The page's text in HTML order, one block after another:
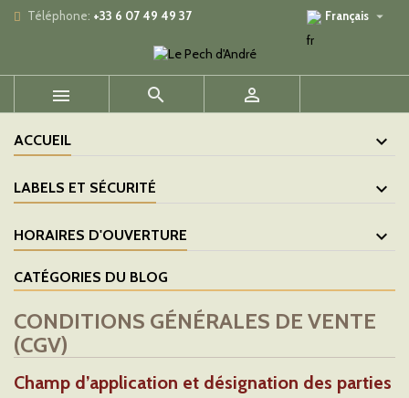
Téléphone: +33 6 07 49 49 37 Français 
  
ACCUEIL
LABELS ET SÉCURITÉ
HORAIRES D'OUVERTURE
CATÉGORIES DU BLOG
CONDITIONS GÉNÉRALES DE VENTE
(CGV)
Champ d’application et désignation des parties